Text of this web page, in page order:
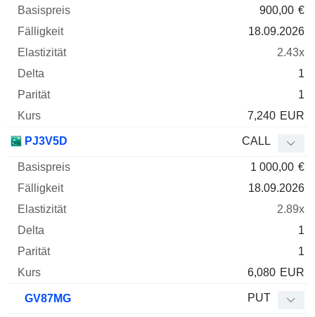
900,00 €
18.09.2026
2.43x
1
1
7,240 EUR
PJ3V5D CALL
1 000,00 €
18.09.2026
2.89x
1
1
6,080 EUR
GV87MG PUT